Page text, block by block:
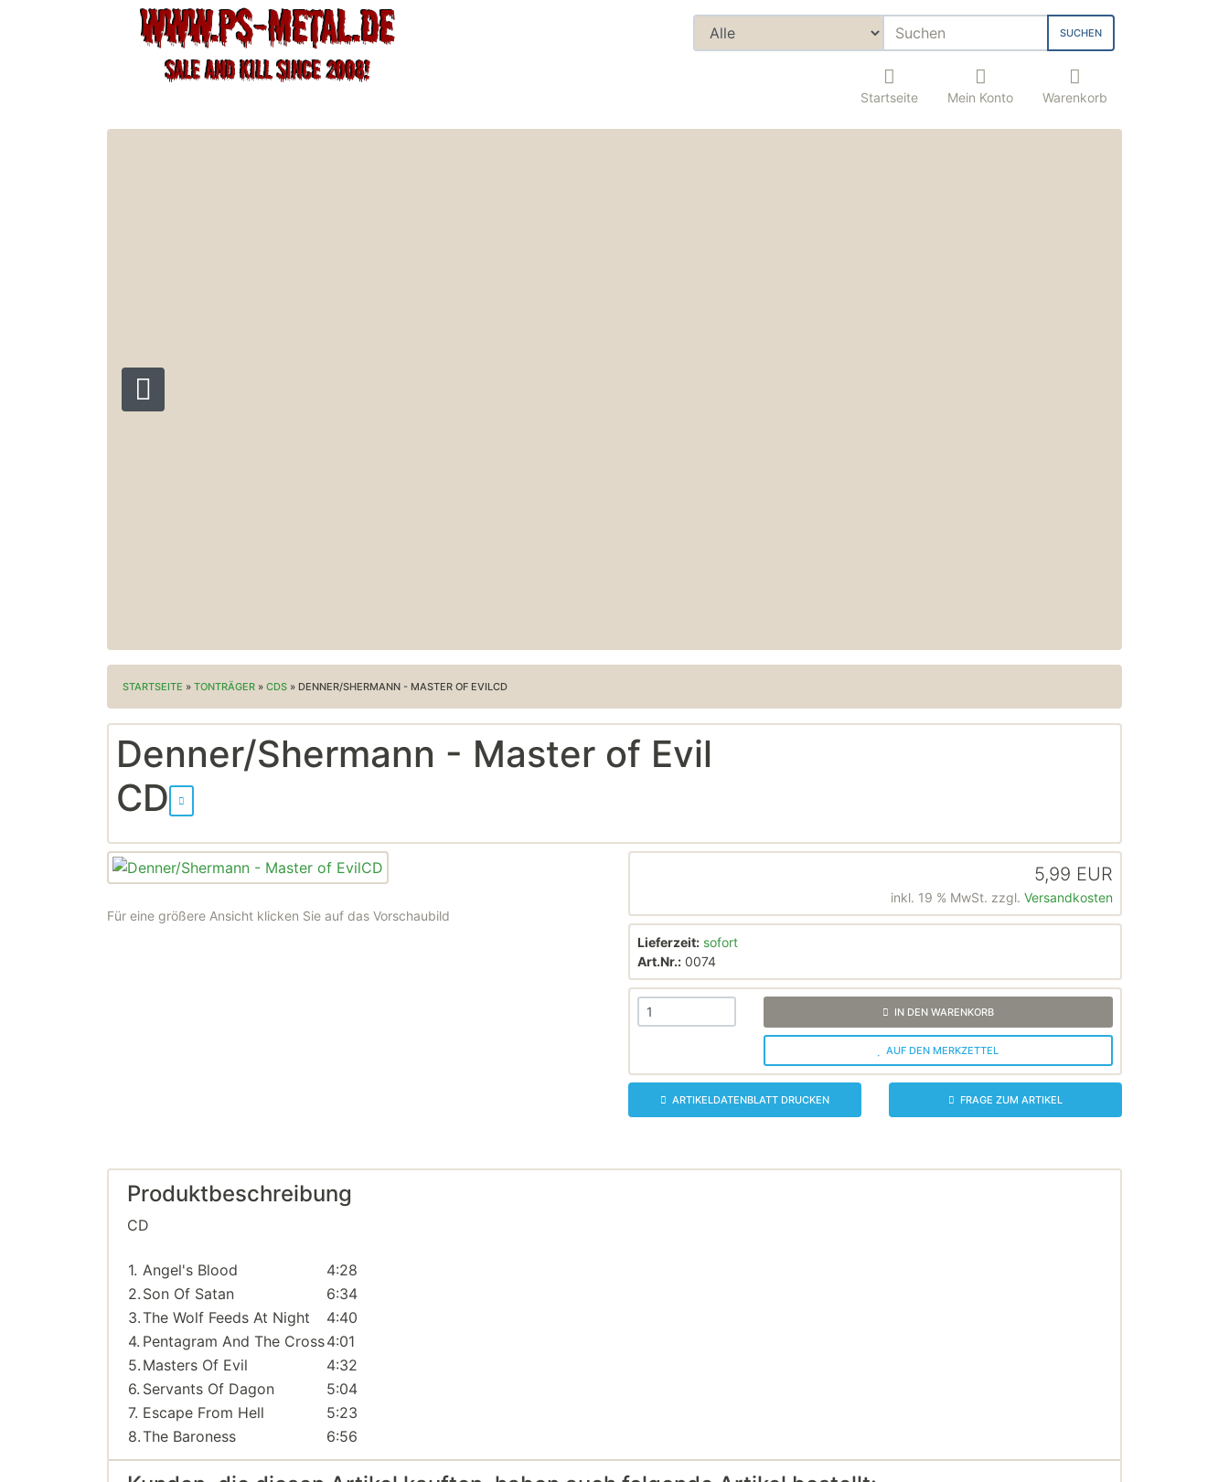
SUCHEN
Startseite Mein Konto Warenkorb
STARTSEITE » TONTRÄGER » CDS » DENNER/SHERMANN - MASTER OF EVILCD
Denner/Shermann - Master of Evil
CD
Für eine größere Ansicht klicken Sie auf das Vorschaubild
5,99 EUR
inkl. 19 % MwSt. zzgl. Versandkosten
Lieferzeit: sofort
Art.Nr.: 0074
IN DEN WARENKORB
AUF DEN MERKZETTEL
ARTIKELDATENBLATT DRUCKEN FRAGE ZUM ARTIKEL
Produktbeschreibung
CD
1. Angel's Blood
4:28
2. Son Of Satan
6:34
3.The Wolf Feeds At Night
4:40
4. Pentagram And The Cross4:01
5. Masters Of Evil
4:32
6. Servants Of Dagon
5:04
7. Escape From Hell
5:23
8.The Baroness 6:56